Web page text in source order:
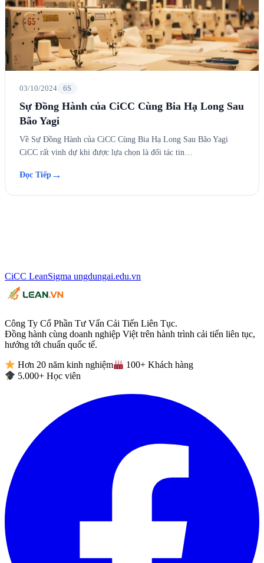
03/10/2024 6S
Sự Đồng Hành của CiCC Cùng Bia Hạ Long Sau
Bão Yagi
Về Sự Đồng Hành của CiCC Cùng Bia Hạ Long Sau Bão Yagi
CiCC rất vinh dự khi được lựa chọn là đối tác tin…
Đọc Tiếp →
CiCC LeanSigma ungdungai.edu.vn
Công Ty Cổ Phần Tư Vấn Cải Tiến Liên Tục.
Đồng hành cùng doanh nghiệp Việt trên hành trình cải tiến liên tục,
hướng tới chuẩn quốc tế.
Hơn 20 năm kinh nghiệm
100+ Khách hàng
5.000+ Học viên